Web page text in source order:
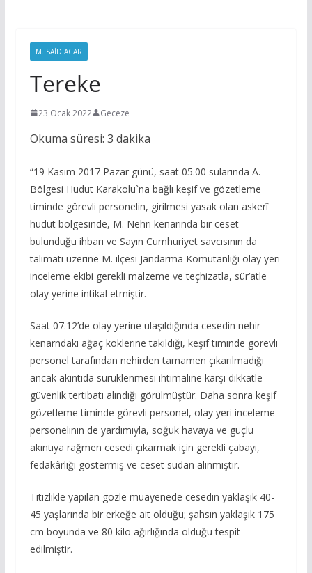
M. SAID ACAR
Tereke
23 Ocak 2022 Geceze
Okuma süresi: 3 dakika
“19 Kasım 2017 Pazar günü, saat 05.00 sularında A.
Bölgesi Hudut Karakolu`na bağlı keşif ve gözetleme
timinde görevli personelin, girilmesi yasak olan askerî
hudut bölgesinde, M. Nehri kenarında bir ceset
bulunduğu ihbarı ve Sayın Cumhuriyet savcısının da
talimatı üzerine M. ilçesi Jandarma Komutanlığı olay yeri
inceleme ekibi gerekli malzeme ve teçhizatla, sür’atle
olay yerine intikal etmiştir.
Saat 07.12’de olay yerine ulaşıldığında cesedin nehir
kenarndaki ağaç köklerine takıldığı, keşif timinde görevli
personel tarafından nehirden tamamen çıkarılmadığı
ancak akıntıda sürüklenmesi ihtimaline karşı dikkatle
güvenlik tertibatı alındığı görülmüştür. Daha sonra keşif
gözetleme timinde görevli personel, olay yeri inceleme
personelinin de yardımıyla, soğuk havaya ve güçlü
akıntıya rağmen cesedi çıkarmak için gerekli çabayı,
fedakârlığı göstermiş ve ceset sudan alınmıştır.
Titizlikle yapılan gözle muayenede cesedin yaklaşık 40-
45 yaşlarında bir erkeğe ait olduğu; şahsın yaklaşık 175
cm boyunda ve 80 kilo ağırlığında olduğu tespit
edilmiştir.